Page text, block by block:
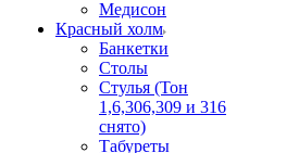
Медисон
Красный холм
Банкетки
Столы
Стулья (Тон
1,6,306,309 и 316
снято)
Табуреты